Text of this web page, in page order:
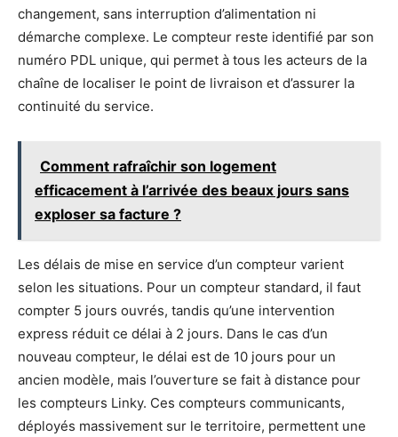
changement, sans interruption d’alimentation ni
démarche complexe. Le compteur reste identifié par son
numéro PDL unique, qui permet à tous les acteurs de la
chaîne de localiser le point de livraison et d’assurer la
continuité du service.
Comment rafraîchir son logement
efficacement à l’arrivée des beaux jours sans
exploser sa facture ?
Les délais de mise en service d’un compteur varient
selon les situations. Pour un compteur standard, il faut
compter 5 jours ouvrés, tandis qu’une intervention
express réduit ce délai à 2 jours. Dans le cas d’un
nouveau compteur, le délai est de 10 jours pour un
ancien modèle, mais l’ouverture se fait à distance pour
les compteurs Linky. Ces compteurs communicants,
déployés massivement sur le territoire, permettent une